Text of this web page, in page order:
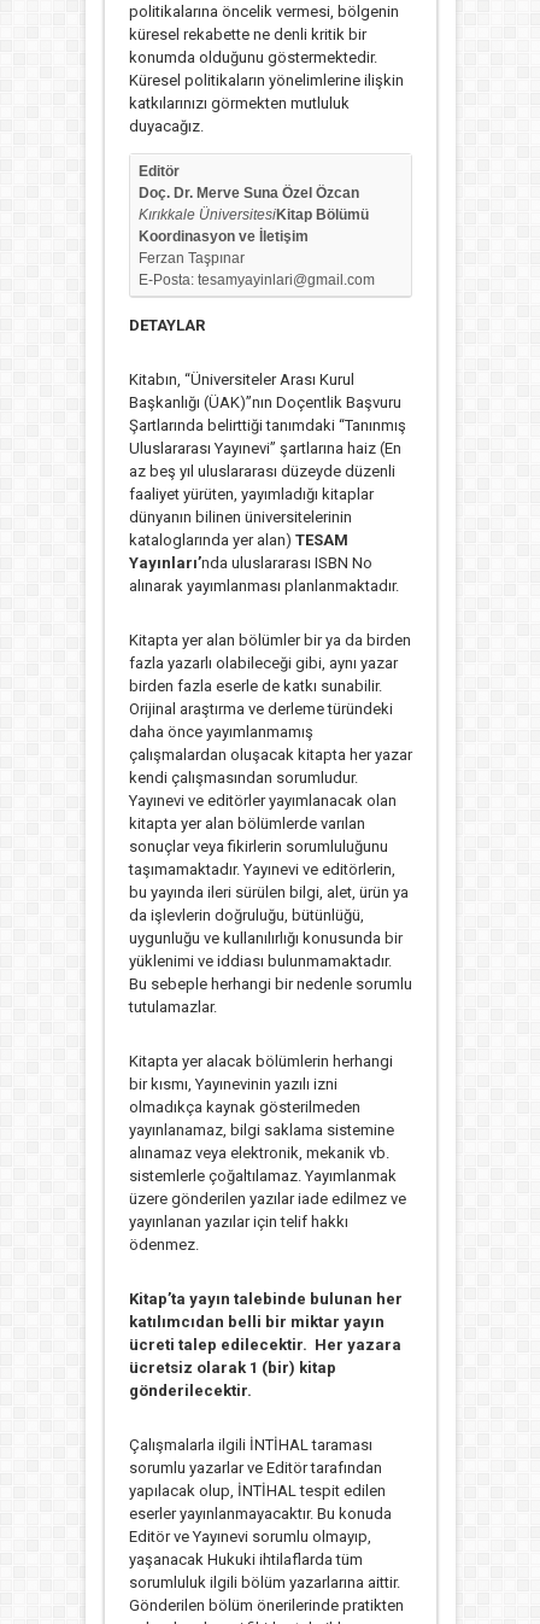
politikalarına öncelik vermesi, bölgenin
küresel rekabette ne denli kritik bir
konumda olduğunu göstermektedir.
Küresel politikaların yönelimlerine ilişkin
katkılarınızı görmekten mutluluk
duyacağız.
Editör
Doç. Dr. Merve Suna Özel Özcan
Kırıkkale ÜniversitesiKitap Bölümü
Koordinasyon ve İletişim
Ferzan Taşpınar
E-Posta: tesamyayinlari@gmail.com
DETAYLAR
Kitabın, “Üniversiteler Arası Kurul
Başkanlığı (ÜAK)”nın Doçentlik Başvuru
Şartlarında belirttiği tanımdaki “Tanınmış
Uluslararası Yayınevi” şartlarına haiz (En
az beş yıl uluslararası düzeyde düzenli
faaliyet yürüten, yayımladığı kitaplar
dünyanın bilinen üniversitelerinin
kataloglarında yer alan) TESAM
Yayınları’nda uluslararası ISBN No
alınarak yayımlanması planlanmaktadır.
Kitapta yer alan bölümler bir ya da birden
fazla yazarlı olabileceği gibi, aynı yazar
birden fazla eserle de katkı sunabilir.
Orijinal araştırma ve derleme türündeki
daha önce yayımlanmamış
çalışmalardan oluşacak kitapta her yazar
kendi çalışmasından sorumludur.
Yayınevi ve editörler yayımlanacak olan
kitapta yer alan bölümlerde varılan
sonuçlar veya fikirlerin sorumluluğunu
taşımamaktadır. Yayınevi ve editörlerin,
bu yayında ileri sürülen bilgi, alet, ürün ya
da işlevlerin doğruluğu, bütünlüğü,
uygunluğu ve kullanılırlığı konusunda bir
yüklenimi ve iddiası bulunmamaktadır.
Bu sebeple herhangi bir nedenle sorumlu
tutulamazlar.
Kitapta yer alacak bölümlerin herhangi
bir kısmı, Yayınevinin yazılı izni
olmadıkça kaynak gösterilmeden
yayınlanamaz, bilgi saklama sistemine
alınamaz veya elektronik, mekanik vb.
sistemlerle çoğaltılamaz. Yayımlanmak
üzere gönderilen yazılar iade edilmez ve
yayınlanan yazılar için telif hakkı
ödenmez.
Kitap’ta yayın talebinde bulunan her
katılımcıdan belli bir miktar yayın
ücreti talep edilecektir. Her yazara
ücretsiz olarak 1 (bir) kitap
gönderilecektir.
Çalışmalarla ilgili İNTİHAL taraması
sorumlu yazarlar ve Editör tarafından
yapılacak olup, İNTİHAL tespit edilen
eserler yayınlanmayacaktır. Bu konuda
Editör ve Yayınevi sorumlu olmayıp,
yaşanacak Hukuki ihtilaflarda tüm
sorumluluk ilgili bölüm yazarlarına aittir.
Gönderilen bölüm önerilerinde pratikten